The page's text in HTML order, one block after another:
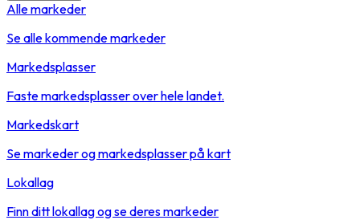
Alle markeder
Se alle kommende markeder
Markedsplasser
Faste markedsplasser over hele landet.
Markedskart
Se markeder og markedsplasser på kart
Lokallag
Finn ditt lokallag og se deres markeder